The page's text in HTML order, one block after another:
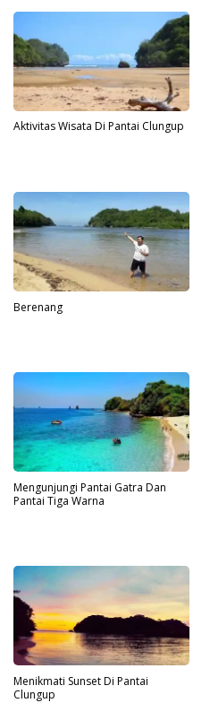
Aktivitas Wisata Di Pantai Clungup
Berenang
Mengunjungi Pantai Gatra Dan
Pantai Tiga Warna
Menikmati Sunset Di Pantai
Clungup